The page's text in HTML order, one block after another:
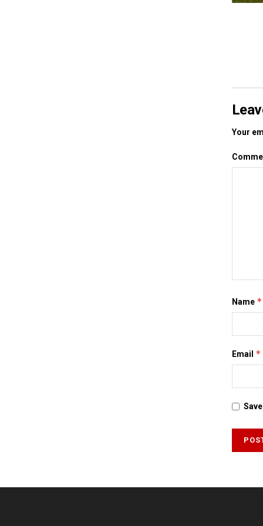
Your
Name *
Email *